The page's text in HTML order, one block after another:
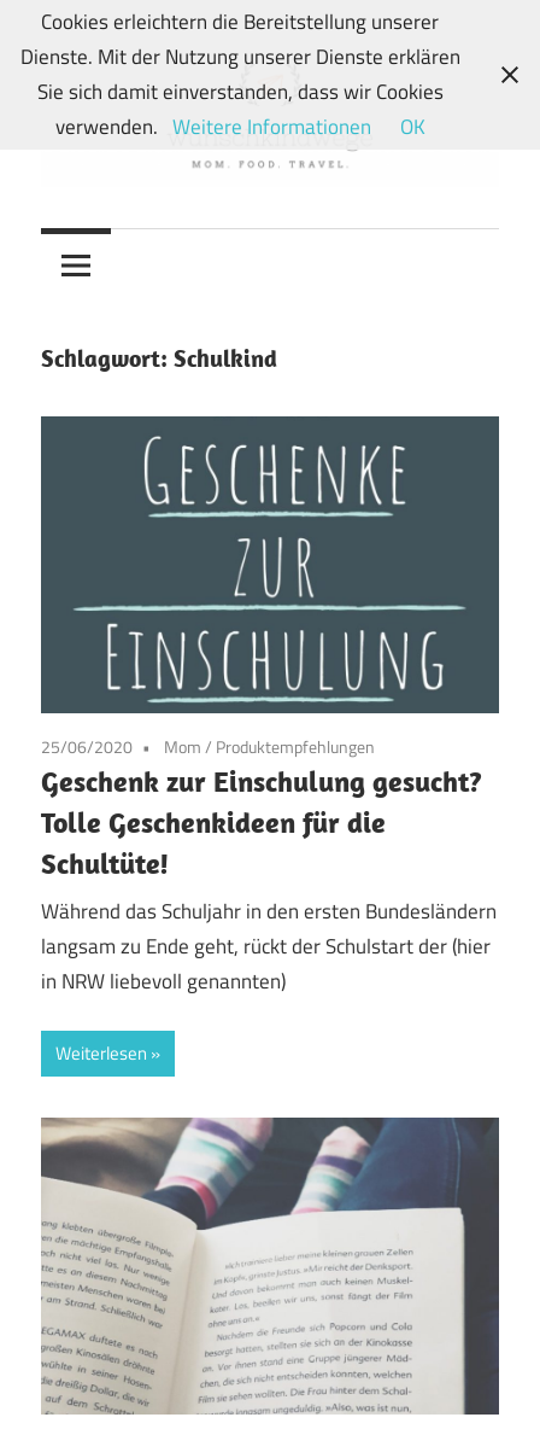
Zum
Inhalt
springen
wunschkindwege
Wunschkindern
und
Mein
Schlagwort: Schulkind
25/06/2020 Mom/ Produktempfehlungen
Geschenk zur Einschulung gesucht?
Tolle Geschenkideen für die
Schultüte!
Während das Schuljahr in den ersten Bundesländern
langsam zu Ende geht, rückt der Schulstart der (hier
in NRW liebevoll genannten)
Weiterlesen
Cookies erleichtern die Bereitstellung unserer
Dienste. Mit der Nutzung unserer Dienste erklären
Sie sich damit einverstanden, dass wir Cookies
verwenden. Weitere Informationen OK